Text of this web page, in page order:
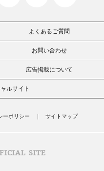
よくあるご質問
お問い合わせ
広告掲載について
ルサイト
ーポリシー サイトマップ
SITE